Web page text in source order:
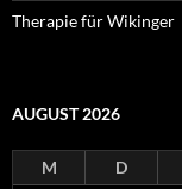
Therapie für Wikinger
AUGUST 2026
M D